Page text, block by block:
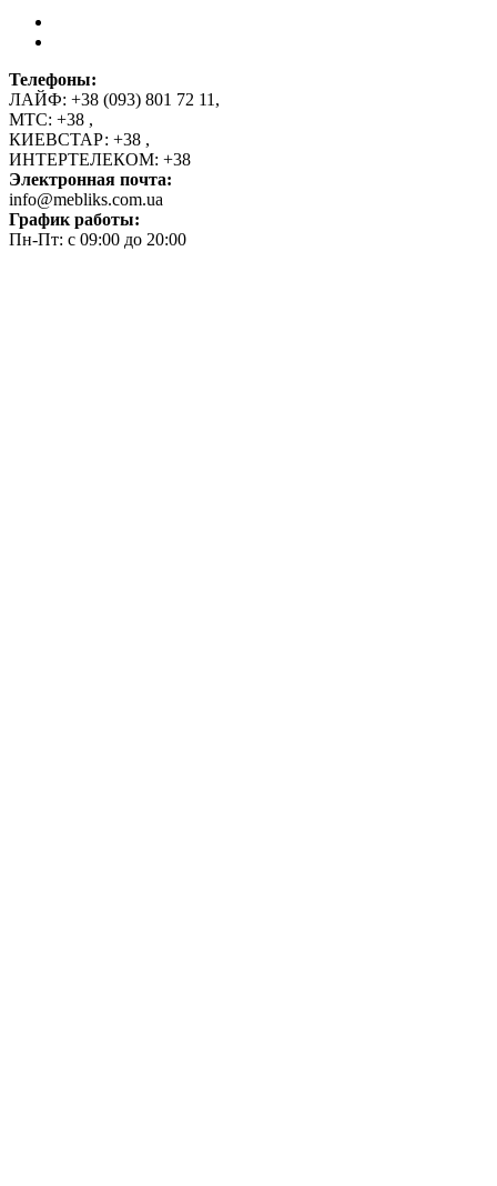
Телефоны:
ЛАЙФ: +38 (093) 801 72 11,
МТС: +38 ,
КИЕВСТАР: +38 ,
ИНТЕРТЕЛЕКОМ: +38
Электронная почта:
info@mebliks.com.ua
График работы:
Пн-Пт: с 09:00 до 20:00